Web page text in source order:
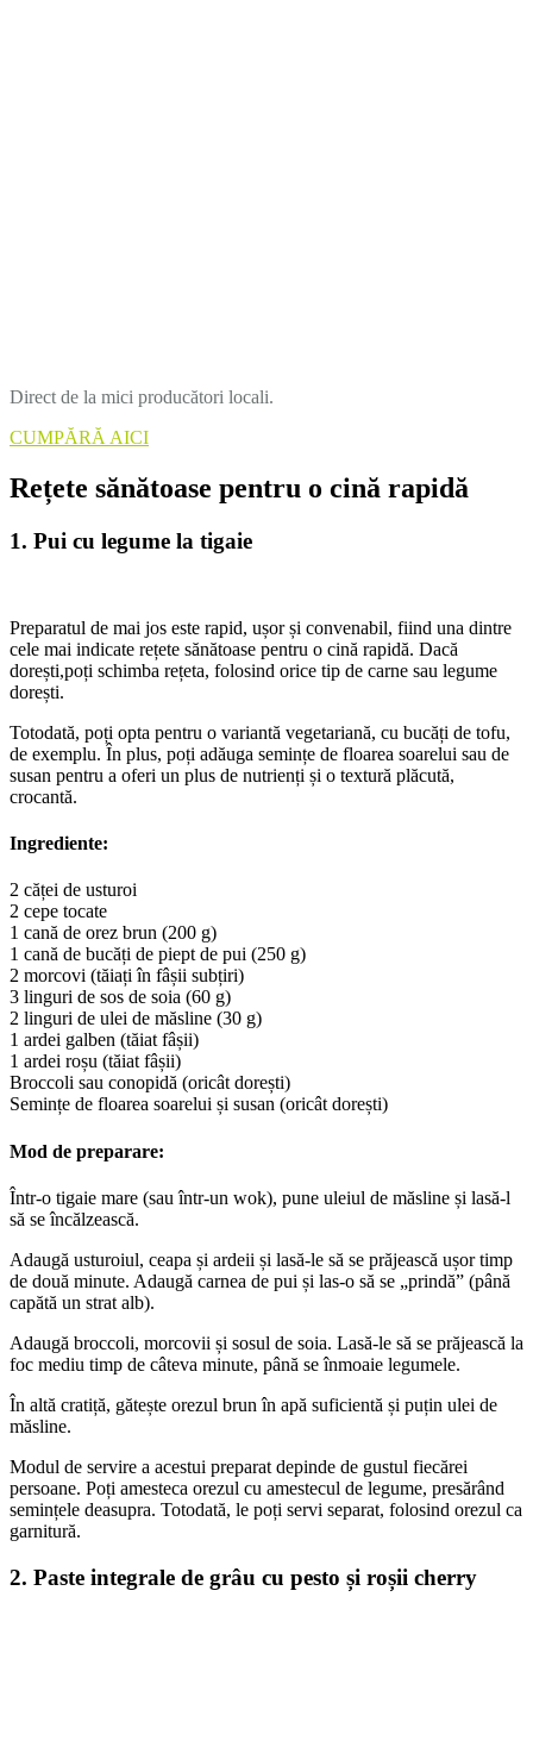
Direct de la mici producători locali.
CUMPĂRĂ AICI
Rețete sănătoase pentru o cină rapidă
1. Pui cu legume la tigaie
Preparatul de mai jos este rapid, ușor și convenabil, fiind una dintre
cele mai indicate rețete sănătoase pentru o cină rapidă. Dacă
dorești,poți schimba rețeta, folosind orice tip de carne sau legume
dorești.
Totodată, poți opta pentru o variantă vegetariană, cu bucăți de tofu,
de exemplu. În plus, poți adăuga semințe de floarea soarelui sau de
susan pentru a oferi un plus de nutrienți și o textură plăcută,
crocantă.
Ingrediente:
2 căței de usturoi
2 cepe tocate
1 cană de orez brun (200 g)
1 cană de bucăți de piept de pui (250 g)
2 morcovi (tăiați în fâșii subțiri)
3 linguri de sos de soia (60 g)
2 linguri de ulei de măsline (30 g)
1 ardei galben (tăiat fâșii)
1 ardei roșu (tăiat fâșii)
Broccoli sau conopidă (oricât dorești)
Semințe de floarea soarelui și susan (oricât dorești)
Mod de preparare:
Într-o tigaie mare (sau într-un wok), pune uleiul de măsline și lasă-l
să se încălzească.
Adaugă usturoiul, ceapa și ardeii și lasă-le să se prăjească ușor timp
de două minute. Adaugă carnea de pui și las-o să se „prindă” (până
capătă un strat alb).
Adaugă broccoli, morcovii și sosul de soia. Lasă-le să se prăjească la
foc mediu timp de câteva minute, până se înmoaie legumele.
În altă cratiță, gătește orezul brun în apă suficientă și puțin ulei de
măsline.
Modul de servire a acestui preparat depinde de gustul fiecărei
persoane. Poți amesteca orezul cu amestecul de legume, presărând
semințele deasupra. Totodată, le poți servi separat, folosind orezul ca
garnitură.
2. Paste integrale de grâu cu pesto și roșii cherry